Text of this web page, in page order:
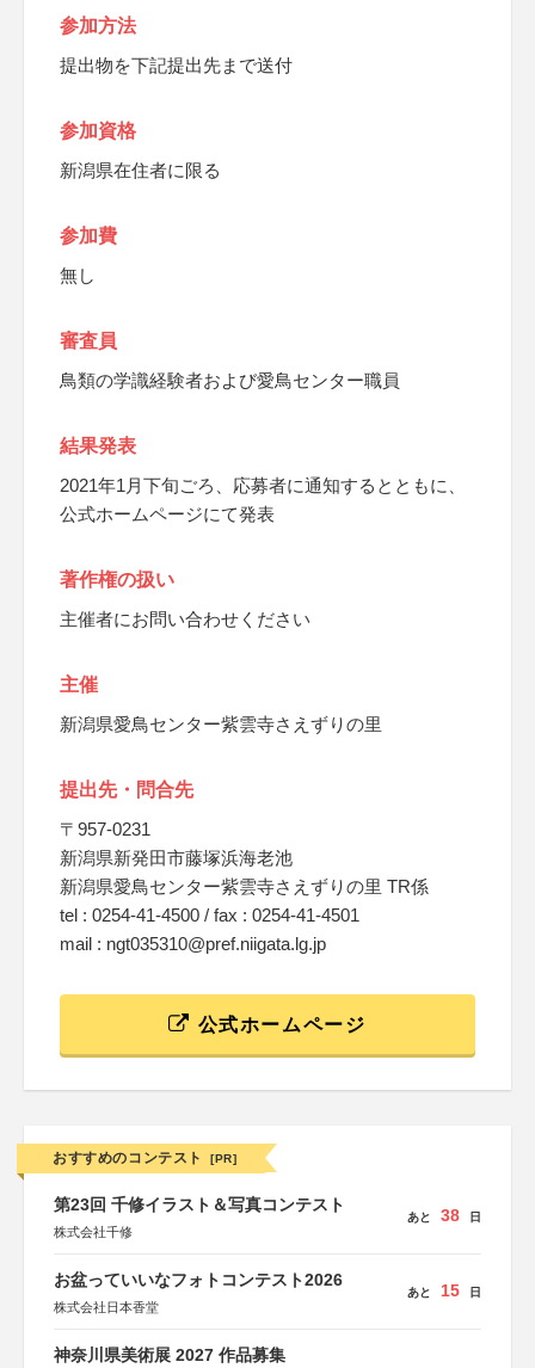
参加方法
提出物を下記提出先まで送付
参加資格
新潟県在住者に限る
参加費
無し
審査員
鳥類の学識経験者および愛鳥センター職員
結果発表
2021年1月下旬ごろ、応募者に通知するとともに、
公式ホームページにて発表
著作権の扱い
主催者にお問い合わせください
主催
新潟県愛鳥センター紫雲寺さえずりの里
提出先・問合先
〒957-0231
新潟県新発田市藤塚浜海老池
新潟県愛鳥センター紫雲寺さえずりの里 TR係
tel : 0254-41-4500 / fax : 0254-41-4501
mail : ngt035310@pref.niigata.lg.jp
公式ホームページ
おすすめのコンテスト [PR]
第23回 千修イラスト＆写真コンテスト
株式会社千修
あと 38 日
お盆っていいなフォトコンテスト2026
株式会社日本香堂
あと 15 日
神奈川県美術展 2027 作品募集